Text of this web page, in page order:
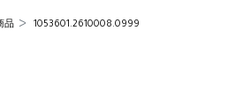
品 1053601.2610008.0999